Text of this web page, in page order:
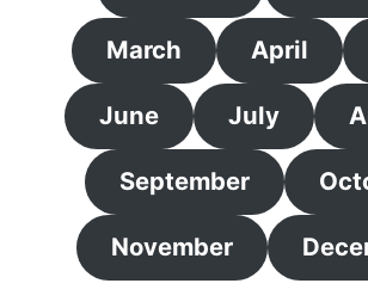
March April
June July
September
November